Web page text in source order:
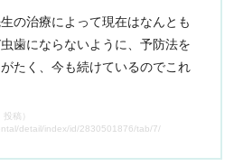
の治療によって現在はなんとも
歯にならないように、予防法を
たく、今も続けているのでこれ
稿）
detail/index/id/2830501876/tab/7/